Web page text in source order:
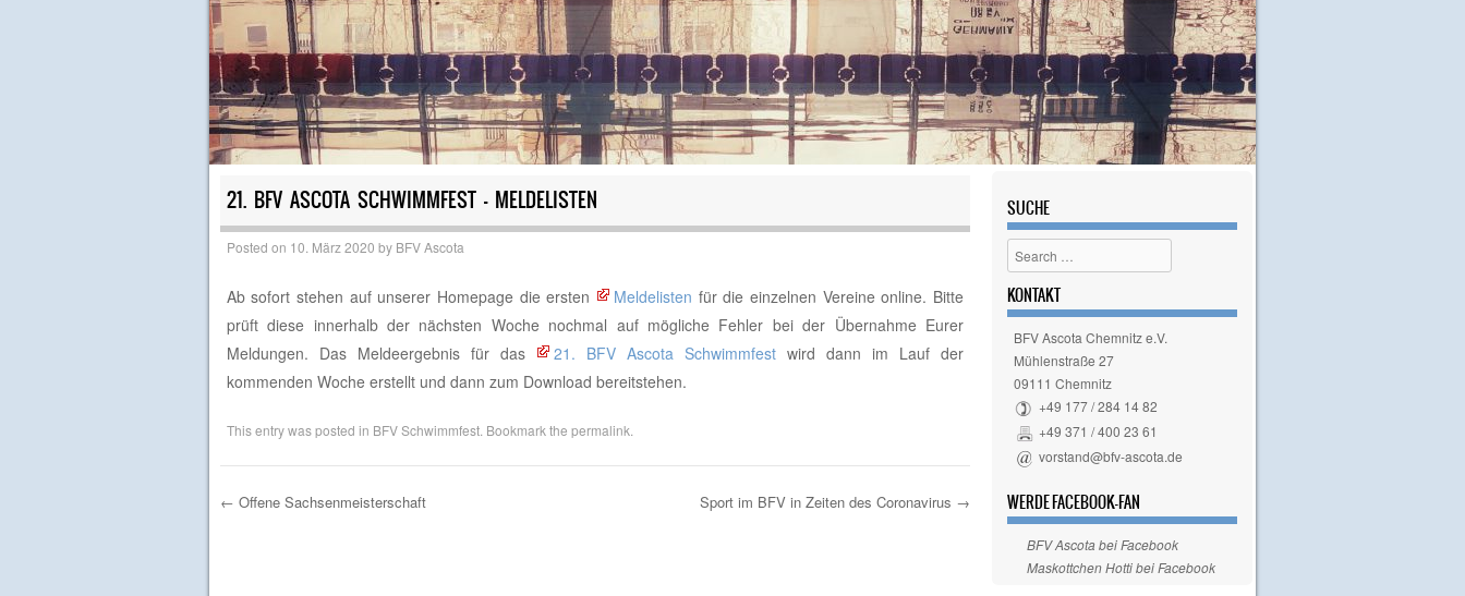
21. BFV ASCOTA SCHWIMMFEST – MELDELISTEN
Posted on 10. März 2020 by BFV Ascota
Ab sofort stehen auf unserer Homepage die ersten Meldelisten für die einzelnen Vereine online. Bitte
prüft diese innerhalb der nächsten Woche nochmal auf mögliche Fehler bei der Übernahme Eurer
Meldungen. Das Meldeergebnis für das
21. BFV Ascota Schwimmfestwird dann im Lauf der
kommenden Woche erstellt und dann zum Download bereitstehen.
This entry was posted in BFV Schwimmfest. Bookmark the permalink
← Offene Sachsenmeisterschaft Sport im BFV in Zeiten des Coronavirus →
SUCHE
Search
KONTAKT
BFV Ascota Chemnitz e.V.
Mühlenstraße 27
09111 Chemnitz
+49 177 / 284 14 82
+49 371 / 400 23 61
vorstand@bfv-ascota.de
WERDE FACEBOOK-FAN
BFV Ascota bei Facebook
Maskottchen Hotti bei Facebook